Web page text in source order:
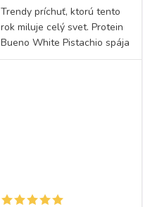
Trendy príchuť, ktorú tento
rok miluje celý svet. Protein
Bueno White Pistachio spája
chrumkavú oblátku, krémovú